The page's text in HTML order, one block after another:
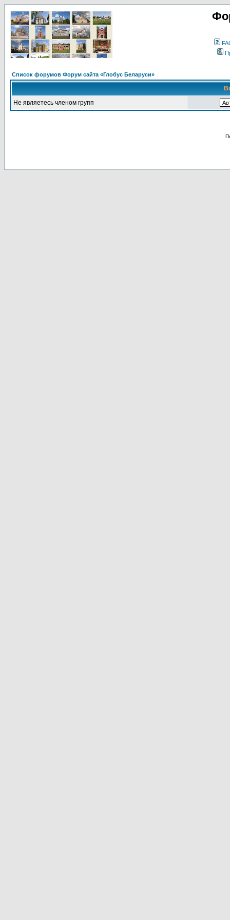
Список форумов Форум сайта «Глобус Беларуси»
Не являетесь членом групп